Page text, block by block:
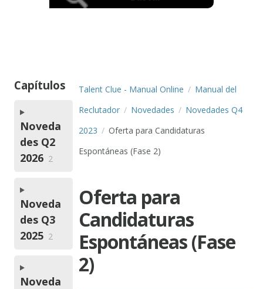
Talent Clue - Manual Online
Manual del
Reclutador
Novedades
Novedades Q4
2023
Oferta para Candidaturas
Espontáneas (Fase 2)
Oferta para
Candidaturas
Espontáneas (Fase
2)
Capítulos
Noveda
des Q2
2026 2
Noveda
des Q3
2025 2
Noveda